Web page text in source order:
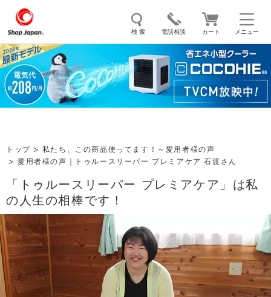
メニュー
検 索 電話相談 カート
トゥルースリーパー ソイリッチ ここひえ 枕
掃除機 クッキングプロ 補聴器 マイキュット
トップ
私たち、この商品使ってます！～愛用者様の声
愛用者様の声｜トゥルースリーパー プレミアケア 石渡さん
「トゥルースリーパー プレミアケア」は私
の人生の相棒です！